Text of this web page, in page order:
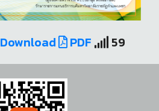
Download PDF 59